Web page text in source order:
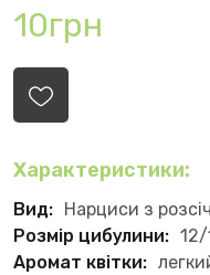
10грн
Характеристики:
Вид:
Нарциси з
Розмір цибулини: 12/
Аромат квітки: